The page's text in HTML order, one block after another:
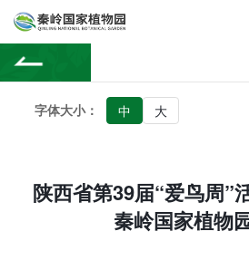
字体大小： 中 大
陕西省第39届“爱鸟周”
秦岭国家植物